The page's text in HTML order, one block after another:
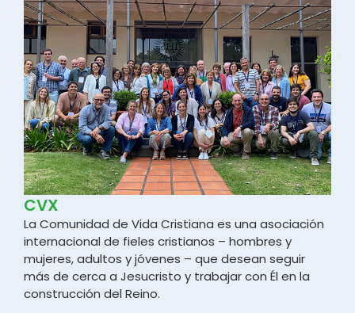
CVX
La Comunidad de Vida Cristiana es una asociación
internacional de fieles cristianos – hombres y
mujeres, adultos y jóvenes – que desean seguir
más de cerca a Jesucristo y trabajar con Él en la
construcción del Reino.